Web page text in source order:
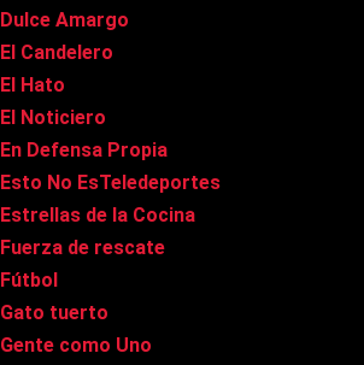
Dulce Amargo
El Candelero
El Hato
El Noticiero
En Defensa Propia
Esto No EsTeledeportes
Estrellas de la Cocina
Fuerza de rescate
Fútbol
Gato tuerto
Gente como Uno